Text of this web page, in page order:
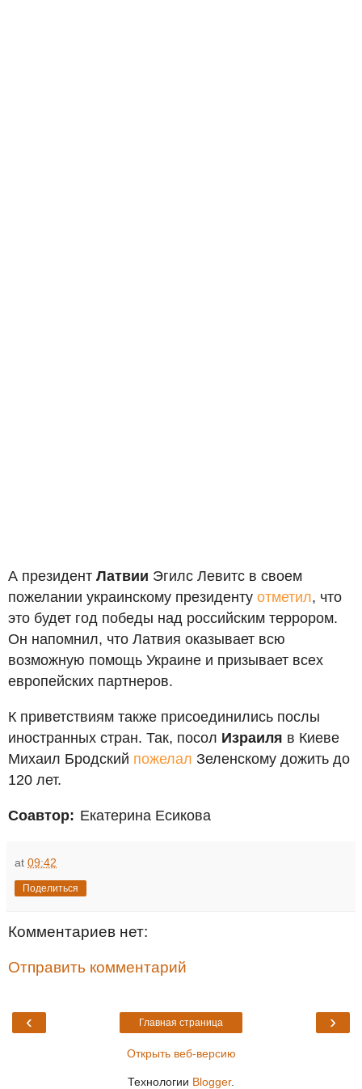
А президент Латвии Эгилс Левитс в своем
пожелании украинскому президенту отметил, что
это будет год победы над российским террором.
Он напомнил, что Латвия оказывает всю
возможную помощь Украине и призывает всех
европейских партнеров.
К приветствиям также присоединились послы
иностранных стран. Так, посол Израиля в Киеве
Михаил Бродский пожелал Зеленскому дожить до
120 лет.
Соавтор: Екатерина Есикова
at 09:42
Поделиться
Комментариев нет:
Отправить комментарий
‹ ›
Главная страница
Открыть веб-версию
Технологии Blogger.